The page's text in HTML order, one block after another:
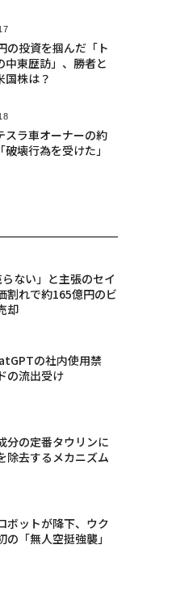
の投資を掴んだ「ト
中東歴訪」、勝者と
国株は？
スラ車オーナーの約
壊行為を受けた」
らない」と主張のセイ
割れで約165億円のビ
却
の社内使用禁
の流出受け
分の定番タウリンに
除去するメカニズム
ボットが降下、ウク
の「無人空挺強襲」